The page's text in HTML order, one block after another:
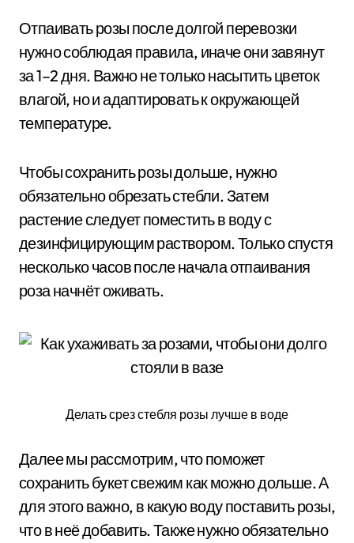
Отпаивать розы после долгой перевозки
нужно соблюдая правила, иначе они завянут
за 1–2 дня. Важно не только насытить цветок
влагой, но и адаптировать к окружающей
температуре.
Чтобы сохранить розы дольше, нужно
обязательно обрезать стебли. Затем
растение следует поместить в воду с
дезинфицирующим раствором. Только спустя
несколько часов после начала отпаивания
роза начнёт оживать.
Делать срез стебля розы лучше в воде
Далее мы рассмотрим, что поможет
сохранить букет свежим как можно дольше. А
для этого важно, в какую воду поставить розы,
что в неё добавить. Также нужно обязательно